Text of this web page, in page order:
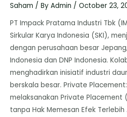
Saham / By Admin / October 23,
PT Impack Pratama Industri Tbk
Sirkular Karya Indonesia (SKI),
dengan perusahaan besar
Indonesia dan DNP Indonesia.
menghadirkan inisiatif industri
berskala besar. ​Private
melaksanakan Private Placement
tanpa Hak Memesan Efek Terlebih